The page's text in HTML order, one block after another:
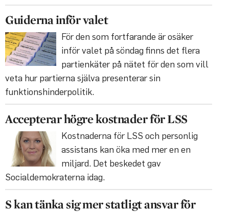
Guiderna inför valet
För den som fortfarande är osäker
inför valet på söndag finns det flera
partienkäter på nätet för den som vill
veta hur partierna själva presenterar sin
funktionshinderpolitik.
Accepterar högre kostnader för LSS
Kostnaderna för LSS och personlig
assistans kan öka med mer en en
miljard. Det beskedet gav
Socialdemokraterna idag.
S kan tänka sig mer statligt ansvar för